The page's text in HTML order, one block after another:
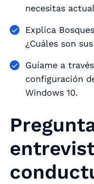
necesitas
Explica
¿Cuáles son
Guíame a
configuración
Windows 10.